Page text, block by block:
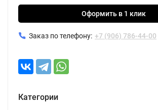
Оформить в 1 клик
Заказ по телефону: +7 (906) 786-44-00
Категории